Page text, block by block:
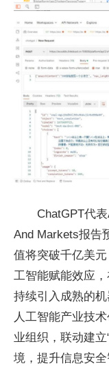
ChatGPT代
And Markets报告
值将突破千亿美
工智能赋能效应
持续引入成熟的
人工智能产业技
业组织，联动建
境，提升信息安